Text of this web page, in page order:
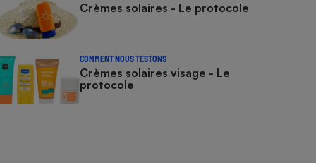
Crèmes solaires - Le protocole
COMMENT NOUS TESTONS
Crèmes solaires visage - Le
protocole